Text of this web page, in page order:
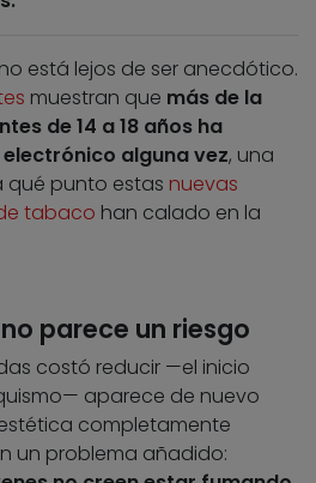
está lejos de ser anecdótico.
muestran que más de la
de 14 a 18 años ha
alguna vez, una
qué punto estas nuevas
tabaco han calado en la
parece un riesgo
costó reducir —el inicio
aparece de nuevo
completamente
un problema añadido: